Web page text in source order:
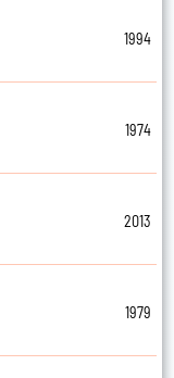
1994
1974
2013
1979